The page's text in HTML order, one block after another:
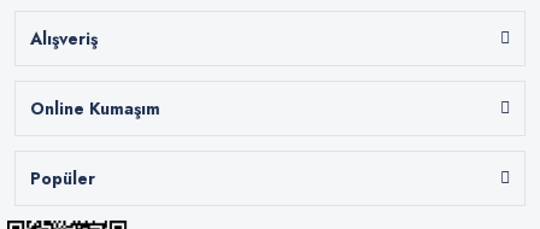
Alışveriş
Online Kumaşım
Popüler